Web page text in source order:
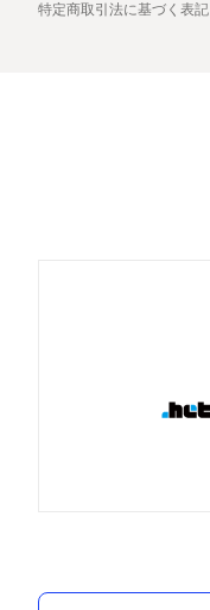
特定商取引法に基づく表記